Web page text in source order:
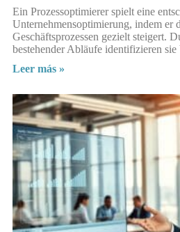
Ein Prozessoptimierer spielt eine
Unternehmensoptimierung, indem er
Geschäftsprozessen gezielt steigert.
bestehender Abläufe identifizieren sie
Leer más »